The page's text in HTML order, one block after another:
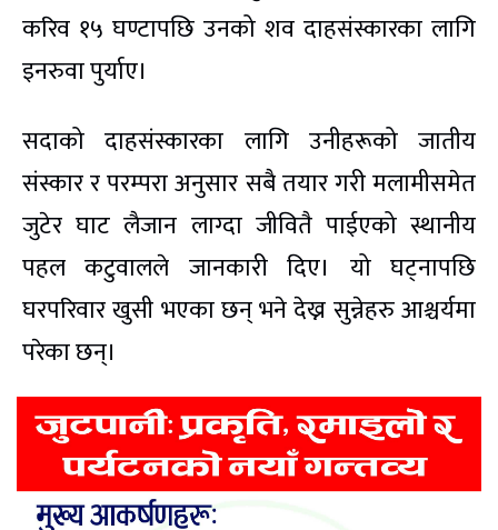
करिव १५ घण्टापछि उनको शव दाहसंस्कारका लागि
इनरुवा पुर्याए।
सदाको दाहसंस्कारका लागि उनीहरूको जातीय
संस्कार र परम्परा अनुसार सबै तयार गरी मलामीसमेत
जुटेर घाट लैजान लाग्दा जीवितै पाईएको स्थानीय
पहल कटुवालले जानकारी दिए। यो घट्नापछि
घरपरिवार खुसी भएका छन् भने देख्न सुन्नेहरु आश्चर्यमा
परेका छन्।